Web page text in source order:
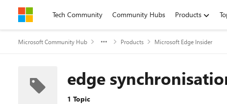
Skip to contentTech Community Community Hubs Products
Microsoft Community Hub Products Microsoft Edge Insider
edge
1 Topic